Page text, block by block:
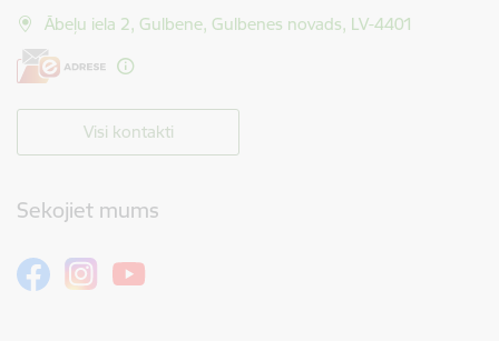
Ābeļu iela 2, Gulbene, Gulbenes novads, LV-4401
Visi kontakti
Sekojiet mums